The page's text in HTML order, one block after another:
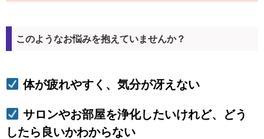
このようなお悩みを抱えていませんか？
体が疲れやすく、気分が冴えない
サロンやお部屋を浄化したいけれど、
どう
したら良いかわからない